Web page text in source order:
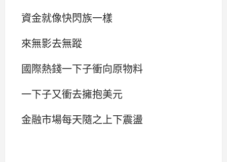
資金就像快閃族一樣
來無影去無蹤
國際熱錢一下子衝向原物料
一下子又衝去擁抱美元
金融市場每天隨之上下震盪